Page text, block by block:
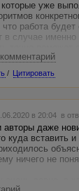
уже
что работа
в случае
/ Цитировать
в 20:04 в
даже
куда вставить
ничего не